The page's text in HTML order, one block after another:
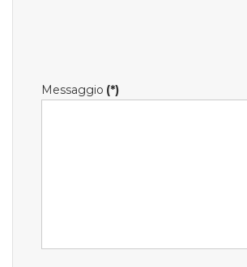
Messaggio (*)